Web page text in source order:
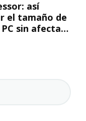
así
el tamaño de
sin afectar